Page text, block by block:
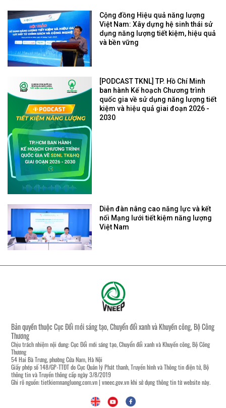
Cộng đồng Hiệu quả năng lượng
Việt Nam: Xây dựng hệ sinh thái sử
dụng năng lượng tiết kiệm, hiệu quả
và bền vững
[PODCAST TKNL] TP. Hồ Chí Minh
ban hành Kế hoạch Chương trình
quốc gia về sử dụng năng lượng tiết
kiệm và hiệu quả giai đoạn 2026 -
2030
Diễn đàn nâng cao năng lực và kết
nối Mạng lưới tiết kiệm năng lượng
Việt Nam
Bản quyền thuộc Cục Đổi mới sáng tạo, Chuyển đổi xanh và Khuyến công, Bộ Công
Thương
Chịu trách nhiệm nội dung: Cục Đổi mới sáng tạo, Chuyển đổi xanh và Khuyến công, Bộ Công
Thương
54 Hai Bà Trưng, phường Cửa Nam, Hà Nội
Giấy phép số 148/GP-TTĐT do Cục Quản lý Phát thanh, Truyền hình và Thông tin điện tử, Bộ
thông tin và Truyền thông cấp ngày 3/8/2019
Ghi rõ nguồn:tietkiemnangluong.com.vn| vneec.gov.vnkhi sử dụng thông tin từ website này.